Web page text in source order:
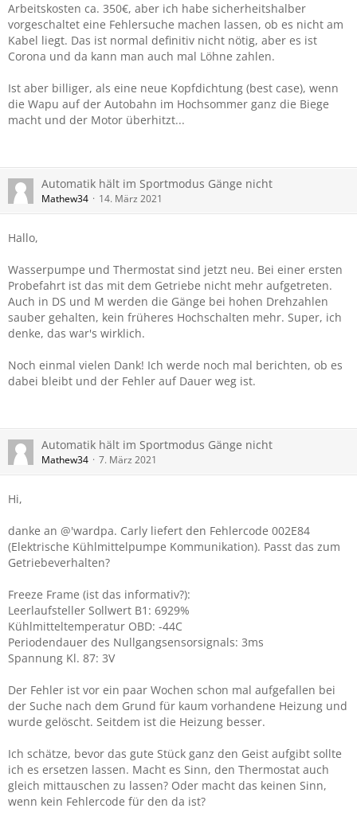
Arbeitskosten ca. 350€, aber ich habe sicherheitshalber
vorgeschaltet eine Fehlersuche machen lassen, ob es nicht am
Kabel liegt. Das ist normal definitiv nicht nötig, aber es ist
Corona und da kann man auch mal Löhne zahlen.
Ist aber billiger, als eine neue Kopfdichtung (best case), wenn
die Wapu auf der Autobahn im Hochsommer ganz die Biege
macht und der Motor überhitzt...
Automatik hält im Sportmodus Gänge nicht
Mathew34 14. März 2021
Hallo,
Wasserpumpe und Thermostat sind jetzt neu. Bei einer ersten
Probefahrt ist das mit dem Getriebe nicht mehr aufgetreten.
Auch in DS und M werden die Gänge bei hohen Drehzahlen
sauber gehalten, kein früheres Hochschalten mehr. Super, ich
denke, das war's wirklich.
Noch einmal vielen Dank! Ich werde noch mal berichten, ob es
dabei bleibt und der Fehler auf Dauer weg ist.
Automatik hält im Sportmodus Gänge nicht
Mathew34 7. März 2021
Hi,
danke an @'wardpa. Carly liefert den Fehlercode 002E84
(Elektrische Kühlmittelpumpe Kommunikation). Passt das zum
Getriebeverhalten?
Freeze Frame (ist das informativ?):
Leerlaufsteller Sollwert B1: 6929%
Kühlmitteltemperatur OBD: -44C
Periodendauer des Nullgangsensorsignals: 3ms
Spannung Kl. 87: 3V
Der Fehler ist vor ein paar Wochen schon mal aufgefallen bei
der Suche nach dem Grund für kaum vorhandene Heizung und
wurde gelöscht. Seitdem ist die Heizung besser.
Ich schätze, bevor das gute Stück ganz den Geist aufgibt sollte
ich es ersetzen lassen. Macht es Sinn, den Thermostat auch
gleich mittauschen zu lassen? Oder macht das keinen Sinn,
wenn kein Fehlercode für den da ist?